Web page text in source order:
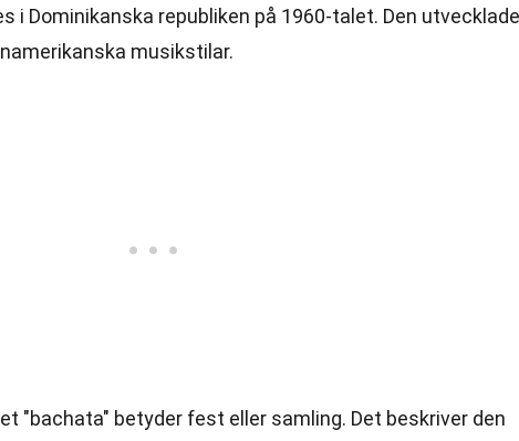
i Dominikanska republiken på 1960-talet. Den
musikstilar.
"bachata" betyder fest eller samling. Det beskriver den